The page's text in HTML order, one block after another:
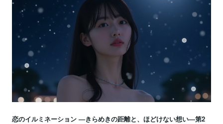
恋のイルミネーション ―きらめきの距離と、ほどけない想い―第2